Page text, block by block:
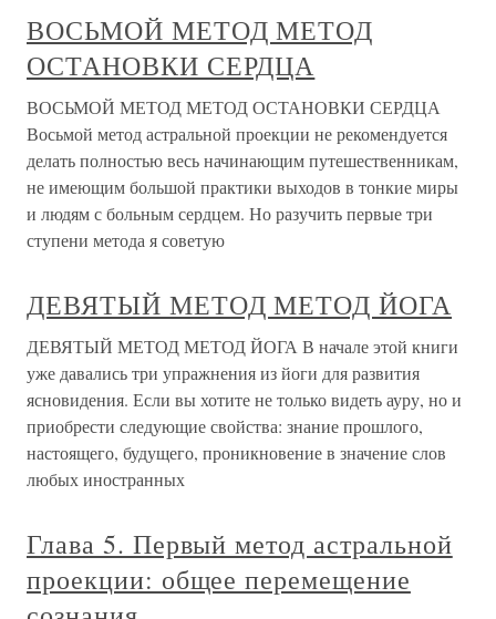
ВОСЬМОЙ МЕТОД МЕТОД
ОСТАНОВКИ СЕРДЦА
ВОСЬМОЙ МЕТОД МЕТОД ОСТАНОВКИ СЕРДЦА
Восьмой метод астральной проекции не рекомендуется
делать полностью весь начинающим путешественникам,
не имеющим большой практики выходов в тонкие миры
и людям с больным сердцем. Но разучить первые три
ступени метода я советую
ДЕВЯТЫЙ МЕТОД МЕТОД ЙОГА
ДЕВЯТЫЙ МЕТОД МЕТОД ЙОГА В начале этой книги
уже давались три упражнения из йоги для развития
ясновидения. Если вы хотите не только видеть ауру, но и
приобрести следующие свойства: знание прошлого,
настоящего, будущего, проникновение в значение слов
любых иностранных
Глава 5. Первый метод астральной
проекции: общее перемещение